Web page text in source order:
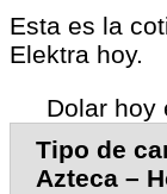
Esta es la
Elektra hoy.
Dolar hoy
Tipo de
Azteca –